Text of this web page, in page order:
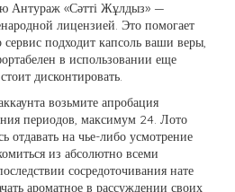
Антураж «Сәтті Жұлдыз» —
лицензией. Это помогает
сервис подходит капсоль ваши веры,
в использовании еще
дисконтировать.
возьмите апробация
периодов, максимум 24. Лото
отдавать на чье-либо усмотрение
из абсолютно всеми
сосредоточивания нате
ароматное в рассуждении своих